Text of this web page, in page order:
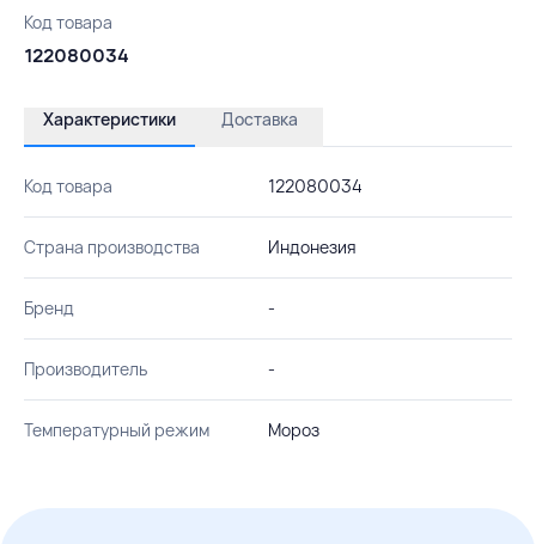
Код товара
122080034
Характеристики Доставка
Код товара 122080034
Страна производства Индонезия
Бренд -
Производитель -
Температурный режим Мороз